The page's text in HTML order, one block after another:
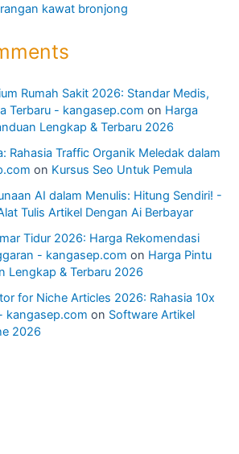
kawat bronjong
Rumah Sakit 2026: Standar Medis,
Terbaru - kangasep.com on Harga
Lengkap & Terbaru 2026
Rahasia Traffic Organik Meledak dalam
on Kursus Seo Untuk Pemula
AI dalam Menulis: Hitung Sendiri! -
Tulis Artikel Dengan Ai Berbayar
Tidur 2026: Harga Rekomendasi
- kangasep.com on Harga Pintu
Lengkap & Terbaru 2026
for Niche Articles 2026: Rahasia 10x
kangasep.com on Software Artikel
2026